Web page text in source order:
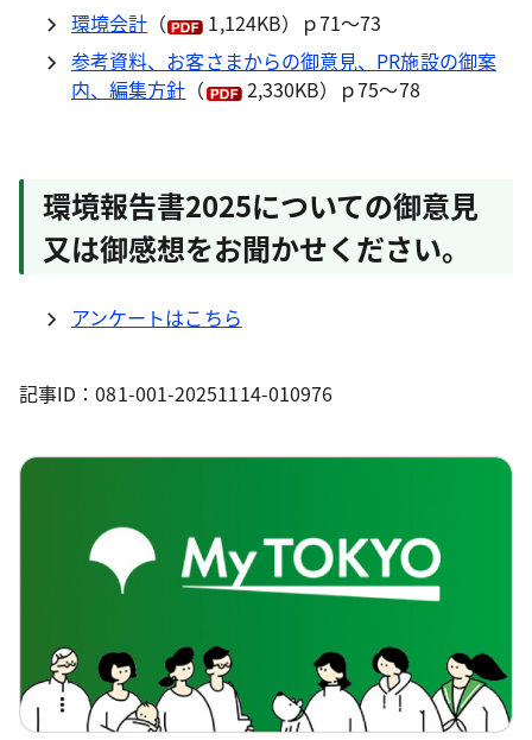
環境会計 （
1,124KB）ｐ71～73
参考資料、お客さまからの御意見、PR施設の御案
内、編集方針 （ 2,330KB）ｐ75～78
環境報告書2025についての御意見
又は御感想をお聞かせください。
アンケートはこちら
記事ID：081-001-20251114-010976